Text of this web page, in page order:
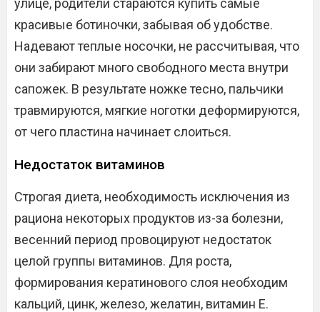
улице, родители стараются купить самые
красивые ботиночки, забывая об удобстве.
Надевают теплые носочки, не рассчитывая, что
они забирают много свободного места внутри
сапожек. В результате ножке тесно, пальчики
травмируются, мягкие ноготки деформируются,
от чего пластина начинает слоиться.
Недостаток витаминов
Строгая диета, необходимость исключения из
рациона некоторых продуктов из-за болезни,
весенний период провоцируют недостаток
целой группы витаминов. Для роста,
формирования кератинового слоя необходим
кальций, цинк, железо, желатин, витамин Е.